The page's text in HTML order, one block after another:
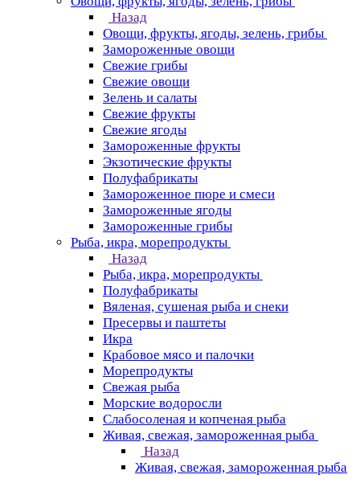
Назад
Овощи, фрукты, ягоды, зелень, грибы
Замороженные овощи
Свежие грибы
Свежие овощи
Зелень и салаты
Свежие фрукты
Свежие ягоды
Замороженные фрукты
Экзотические фрукты
Полуфабрикаты
Замороженное пюре и смеси
Замороженные ягоды
Замороженные грибы
Рыба, икра, морепродукты
Назад
Рыба, икра, морепродукты
Полуфабрикаты
Вяленая, сушеная рыба и снеки
Пресервы и паштеты
Икра
Крабовое мясо и палочки
Морепродукты
Свежая рыба
Морские водоросли
Слабосоленая и копченая рыба
Живая, свежая, замороженная рыба
Назад
Живая, свежая, замороженная рыба